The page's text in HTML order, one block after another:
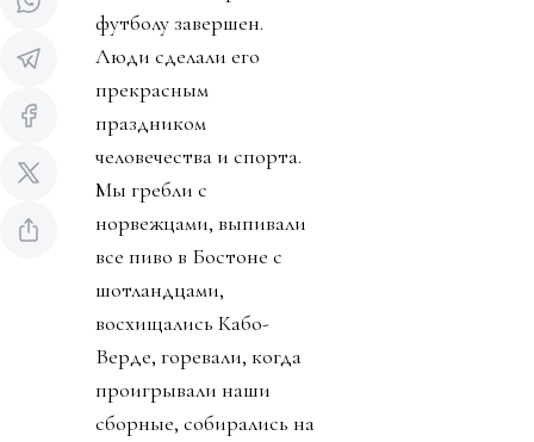
футболу завершен.
Люди сделали его
прекрасным
праздником
человечества и спорта.
Мы гребли с
норвежцами, выпивали
все пиво в Бостоне с
шотландцами,
восхищались Кабо-
Верде, горевали, когда
проигрывали наши
сборные, собирались на